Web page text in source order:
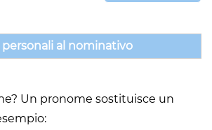
al nominativo
Un pronome sostituisce un